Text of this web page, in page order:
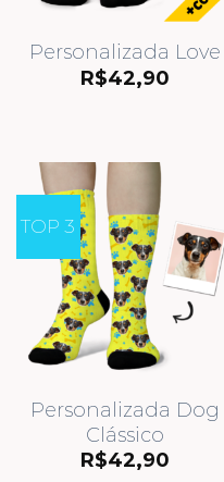
Personalizada Love
R$42,90
TOP 3
Personalizada Dog
Clássico
R$42,90